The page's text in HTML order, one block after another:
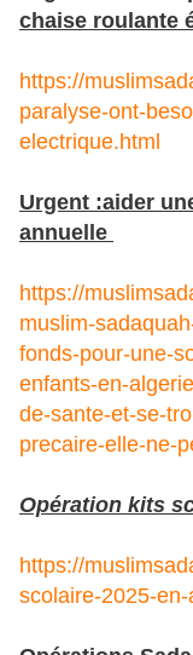
chaise roulante
https://
paralyse-ont-
electrique.html
Urgent :aider
annuelle
https://
muslim-
fonds-pour-une-
enfants-en-
de-sante-et-se-
precaire-elle-ne-
Opération kits
https://
scolaire-2025-en-